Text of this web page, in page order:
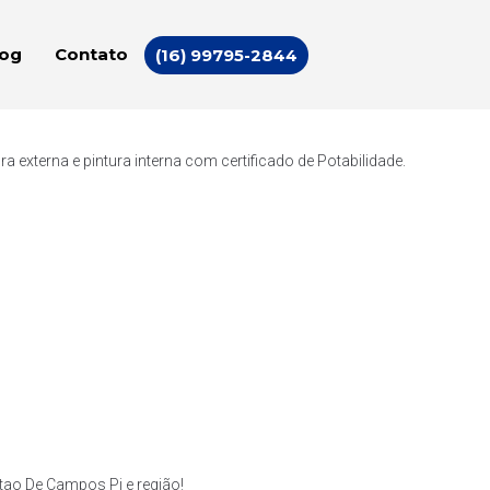
Contato (16) 99795-2844
e pintura interna com certificado de Potabilidade.
De Campos Pi e região!